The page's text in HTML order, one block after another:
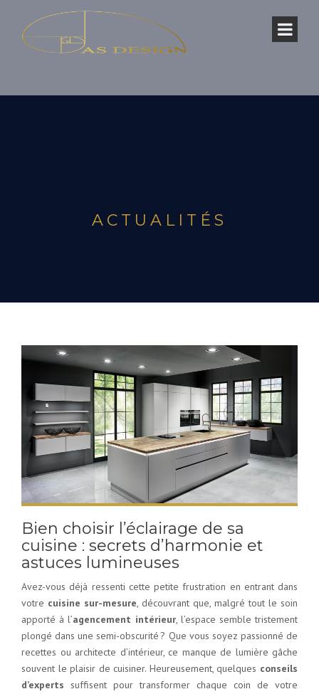
ACTUALITÉS
Bien choisir l’éclairage de sa
cuisine : secrets d’harmonie et
astuces lumineuses
Avez-vous déjà ressenti cette petite frustration en entrant dans
votre cuisine sur-mesure, découvrant que, malgré tout le soin
apporté à l’agencement intérieur, l’espace semble tristement
plongé dans une semi-obscurité ? Que vous soyez passionné de
recettes ou architecte d’intérieur, ce manque de lumière gâche
souvent le plaisir de cuisiner. Heureusement, quelques conseils
d’experts suffisent pour transformer chaque coin de votre